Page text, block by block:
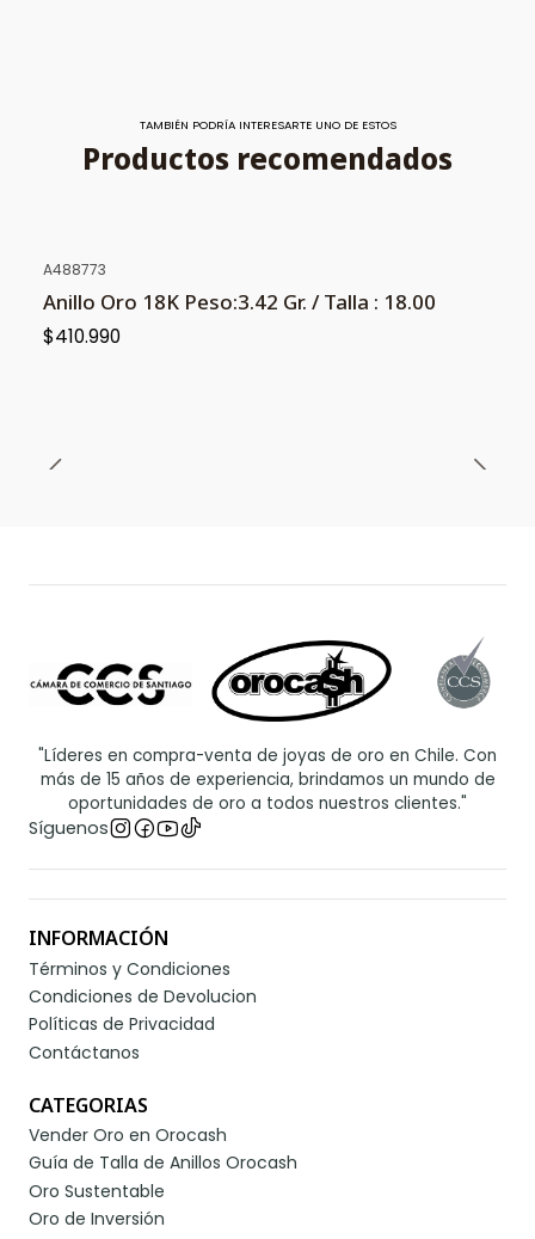
TAMBIÉN PODRÍA INTERESARTE UNO DE ESTOS
Productos recomendados
A488773
Anillo Oro 18K Peso:3.42 Gr. / Talla : 18.00
$410.990
"Líderes en compra-venta de joyas de oro en Chile. Con
más de 15 años de experiencia, brindamos un mundo de
oportunidades de oro a todos nuestros clientes."
Síguenos
INFORMACIÓN
Términos y Condiciones
Condiciones de Devolucion
Políticas de Privacidad
Contáctanos
CATEGORIAS
Vender Oro en Orocash
Guía de Talla de Anillos Orocash
Oro Sustentable
Oro de Inversión